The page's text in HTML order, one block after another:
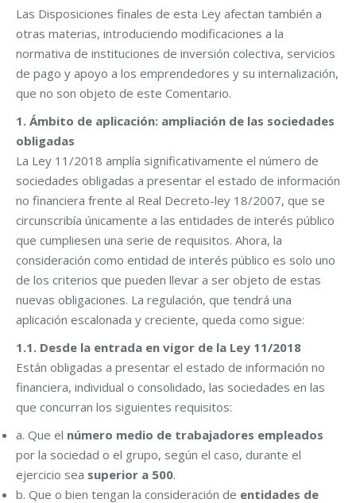
Las Disposiciones finales de esta Ley afectan también a
otras materias, introduciendo modificaciones a la
normativa de instituciones de inversión colectiva, servicios
de pago y apoyo a los emprendedores y su internalización,
que no son objeto de este Comentario.
1. Ámbito de aplicación: ampliación de las sociedades
obligadas
La Ley 11/2018 amplía significativamente el número de
sociedades obligadas a presentar el estado de información
no financiera frente al Real Decreto-ley 18/2007, que se
circunscribía únicamente a las entidades de interés público
que cumpliesen una serie de requisitos. Ahora, la
consideración como entidad de interés público es solo uno
de los criterios que pueden llevar a ser objeto de estas
nuevas obligaciones. La regulación, que tendrá una
aplicación escalonada y creciente, queda como sigue:
1.1. Desde la entrada en vigor de la Ley 11/2018
Están obligadas a presentar el estado de información no
financiera, individual o consolidado, las sociedades en las
que concurran los siguientes requisitos:
a. Que el número medio de trabajadores empleados
por la sociedad o el grupo, según el caso, durante el
ejercicio sea superior a 500.
b. Que o bien tengan la consideración de entidades de